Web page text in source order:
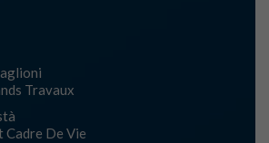
Travaux
Cadre De Vie